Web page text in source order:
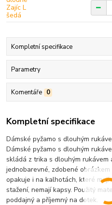
Kompletní specifikace
Parametry
Komentáře 0
Kompletní specifikace
Dámské pyžamo s dlouhým
Dámské pyžamo s dlouhým
skládá z trika s dlouhým
jednobarevné, zdobené
opakuje i na kalhotách, které mají
stažení, nemají kapsy. Použitý
poddajný a příjemný na dotek.